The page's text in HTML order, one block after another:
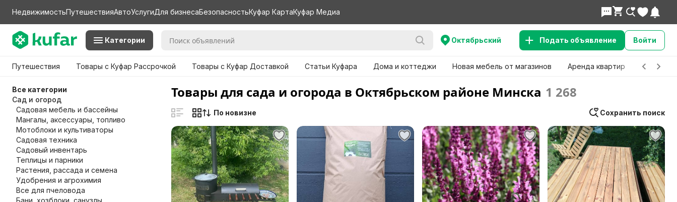
НедвижимостьПутешествияАвтоУслугиДля бизнесаБезопасностьКуфар КартаКуфар Медиа
Категории Октябрьский Подать объявление Войти
Путешествия Товары с Куфар Рассрочкой Товары с Куфар Доставкой Статьи Куфара Дома и коттеджи Новая мебель от магазинов Аренда квартир Детские
Все категории
Сад и огород
Садовая мебель и бассейны
Мангалы, аксессуары, топливо
Мотоблоки и культиваторы
Садовая техника
Садовый инвентарь
Теплицы и парники
Растения, рассада и семена
Удобрения и агрохимия
Все для пчеловода
Бани, хозблоки, санузлы
Товары для сада и огорода в Октябрьском районе Минска 1 268
Сохранить поиск
По новизне